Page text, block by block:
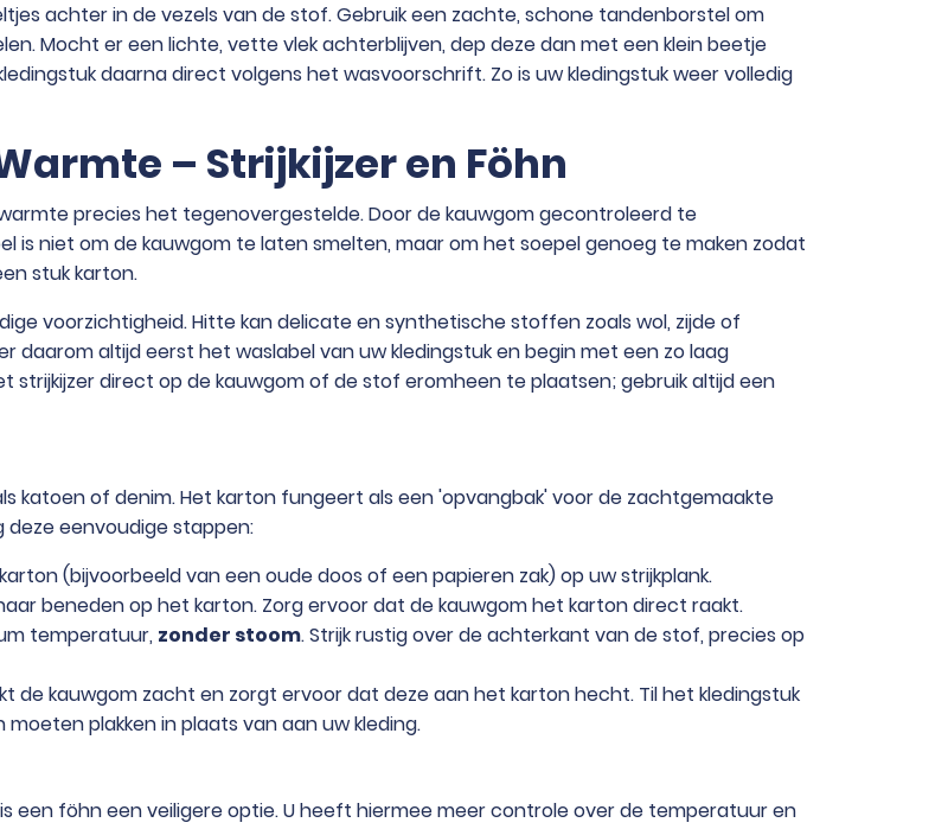
achter in de vezels van de stof. Gebruik een zachte, schone tandenborstel om
Mocht er een lichte, vette vlek achterblijven, dep deze dan met een klein beetje
daarna direct volgens het wasvoorschrift. Zo is uw kledingstuk weer volledig
– Strijkijzer en Föhn
precies het tegenovergestelde. Door de kauwgom gecontroleerd te
is niet om de kauwgom te laten smelten, maar om het soepel genoeg te maken zodat
stuk karton.
voorzichtigheid. Hitte kan delicate en synthetische stoffen zoals wol, zijde of
daarom altijd eerst het waslabel van uw kledingstuk en begin met een zo laag
strijkijzer direct op de kauwgom of de stof eromheen te plaatsen; gebruik altijd een
katoen of denim. Het karton fungeert als een 'opvangbak' voor de zachtgemaakte
deze eenvoudige stappen:
(bijvoorbeeld van een oude doos of een papieren zak) op uw strijkplank.
beneden op het karton. Zorg ervoor dat de kauwgom het karton direct raakt.
temperatuur, zonder stoom. Strijk rustig over de achterkant van de stof, precies op
de kauwgom zacht en zorgt ervoor dat deze aan het karton hecht. Til het kledingstuk
plakken in plaats van aan uw kleding.
een föhn een veiligere optie. U heeft hiermee meer controle over de temperatuur en